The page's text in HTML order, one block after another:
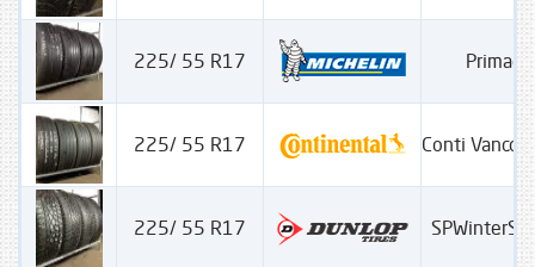
225/ 55 R17
225/ 55 R17 Conti Vanco
225/ 55 R17